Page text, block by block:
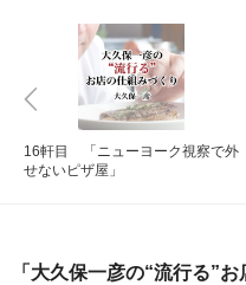
16軒目 「ニューヨーク視察で外
せないピザ屋」
「大久保一彦の“流行る”